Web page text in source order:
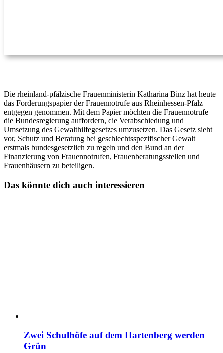
Die rheinland-pfälzische Frauenministerin Katharina Binz hat heute
das Forderungspapier der Frauennotrufe aus Rheinhessen-Pfalz
entgegen genommen. Mit dem Papier möchten die Frauennotrufe
die Bundesregierung auffordern, die Verabschiedung und
Umsetzung des Gewalthilfegesetzes umzusetzen. Das Gesetz sieht
vor, Schutz und Beratung bei geschlechtsspezifischer Gewalt
erstmals bundesgesetzlich zu regeln und den Bund an der
Finanzierung von Frauennotrufen, Frauenberatungsstellen und
Frauenhäusern zu beteiligen.
Das könnte dich auch interessieren
Zwei Schulhöfe auf dem Hartenberg werden
Grün